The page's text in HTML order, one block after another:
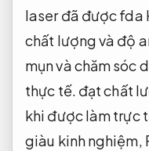
laser đã được fda
chất lượng và độ
mụn và chăm sóc
thực tế. đạt chất
khi được làm trực
giàu kinh nghiệm,